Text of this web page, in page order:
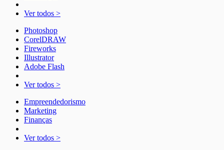
Ver todos >
Photoshop
CorelDRAW
Fireworks
Illustrator
Adobe Flash
Ver todos >
Empreendedorismo
Marketing
Finanças
Ver todos >